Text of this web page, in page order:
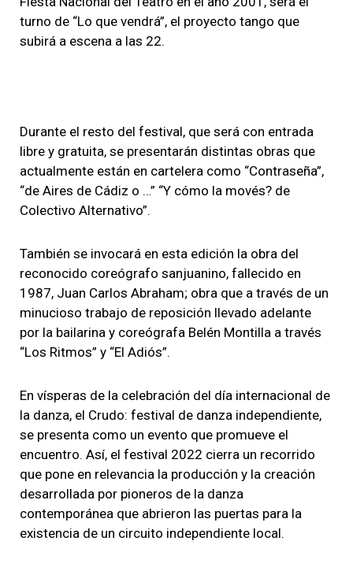
turno de “Lo que vendrá”, el proyecto tango que
subirá a escena a las 22.
Durante el resto del festival, que será con entrada
libre y gratuita, se presentarán distintas obras que
actualmente están en cartelera como “Contraseña”,
“de Aires de Cádiz o …” “Y cómo la movés? de
Colectivo Alternativo”.
También se invocará en esta edición la obra del
reconocido coreógrafo sanjuanino, fallecido en
1987, Juan Carlos Abraham; obra que a través de un
minucioso trabajo de reposición llevado adelante
por la bailarina y coreógrafa Belén Montilla a través
“Los Ritmos” y “El Adiós”.
En vísperas de la celebración del día internacional de
la danza, el Crudo: festival de danza independiente,
se presenta como un evento que promueve el
encuentro. Así, el festival 2022 cierra un recorrido
que pone en relevancia la producción y la creación
desarrollada por pioneros de la danza
contemporánea que abrieron las puertas para la
existencia de un circuito independiente local.